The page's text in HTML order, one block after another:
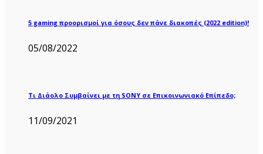
5 gaming προορισμοί για όσους δεν πάνε διακοπές (2022 edition)!
05/08/2022
Τι Διάολο Συμβαίνει με τη SONY σε Επικοινωνιακό Επίπεδο;
11/09/2021